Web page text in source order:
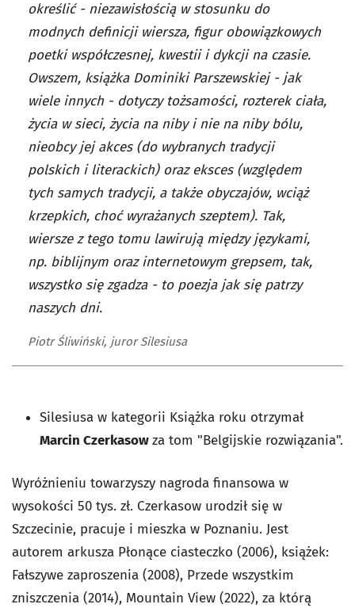
określić - niezawisłością w stosunku do
modnych definicji wiersza, figur obowiązkowych
poetki współczesnej, kwestii i dykcji na czasie.
Owszem, książka Dominiki Parszewskiej - jak
wiele innych - dotyczy tożsamości, rozterek ciała,
życia w sieci, życia na niby i nie na niby bólu,
nieobcy jej akces (do wybranych tradycji
polskich i literackich) oraz eksces (względem
tych samych tradycji, a także obyczajów, wciąż
krzepkich, choć wyrażanych szeptem). Tak,
wiersze z tego tomu lawirują między językami,
np. biblijnym oraz internetowym grepsem, tak,
wszystko się zgadza - to poezja jak się patrzy
naszych dni.
Piotr Śliwiński, juror Silesiusa
Silesiusa w kategorii Książka roku otrzymał
Marcin Czerkasowza tom "Belgijskie rozwiązania".
Wyróżnieniu towarzyszy nagroda finansowa w
wysokości 50 tys. zł. Czerkasow urodził się w
Szczecinie, pracuje i mieszka w Poznaniu. Jest
autorem arkusza Płonące ciasteczko (2006), książek:
Fałszywe zaproszenia (2008), Przede wszystkim
zniszczenia (2014), Mountain View (2022), za którą